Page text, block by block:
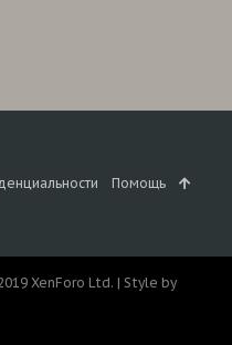
Помощь
XenForo Ltd. | Style by